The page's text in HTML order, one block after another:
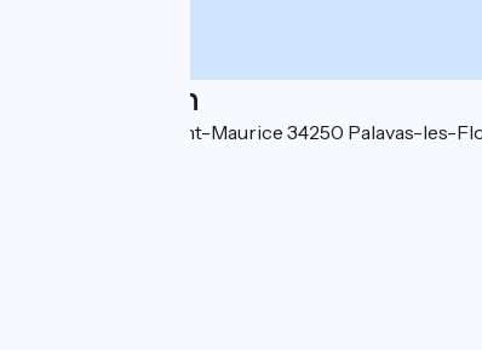
Localisation
267 bis avenue Saint-Maurice 34250 Palavas-les-